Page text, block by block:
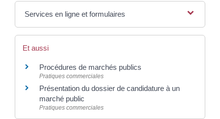
Services en ligne et formulaires
Et aussi
Procédures de marchés publics
Pratiques commerciales
Présentation du dossier de candidature à un
marché public
Pratiques commerciales